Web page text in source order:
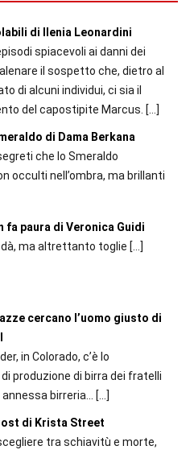
di Ilenia Leonardini
spiacevoli ai danni dei
il sospetto che, dietro al
di alcuni individui, ci sia il
del capostipite Marcus. […]
di Dama Berkana
che lo Smeraldo
occulti nell’ombra, ma brillanti
fa paura di Veronica Guidi
ma altrettanto toglie […]
cercano l’uomo giusto di
in Colorado, c’è lo
produzione di birra dei fratelli
birreria...
[…]
di Krista Street
tra schiavitù e morte,